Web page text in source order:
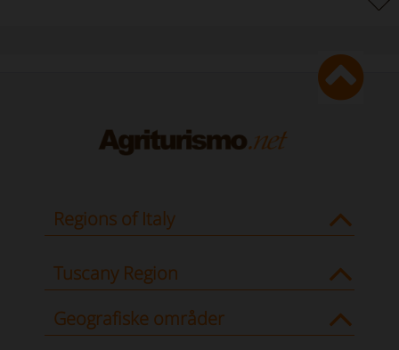
Regions of Italy
Tuscany Region
Geografiske områder